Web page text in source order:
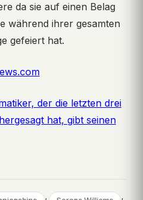
da sie auf einen Belag
während ihrer gesamten
gefeiert hat.
der die letzten drei
hat, gibt seinen
, ,